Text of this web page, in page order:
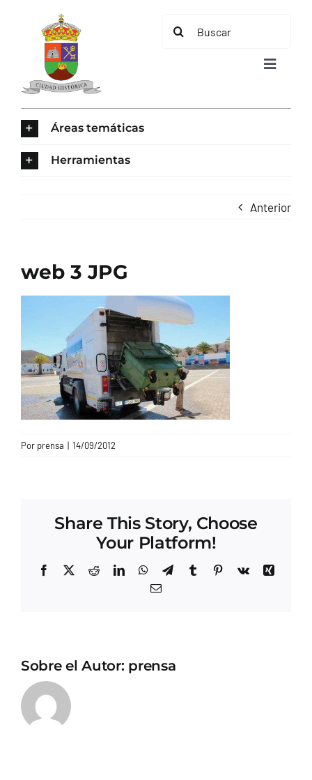
contenido
Buscar:
Toggle
Áreas temáticas
Herramientas
Anterior
web 3 JPG
Por prensa | 14/09/2012
Share This Story, Choose
Your Platform!
Facebook
X RedditLinkedInWhatsApp
TelegramTumblrPinterest
Vk
Xing
Correo
Sobre el Autor: prensa